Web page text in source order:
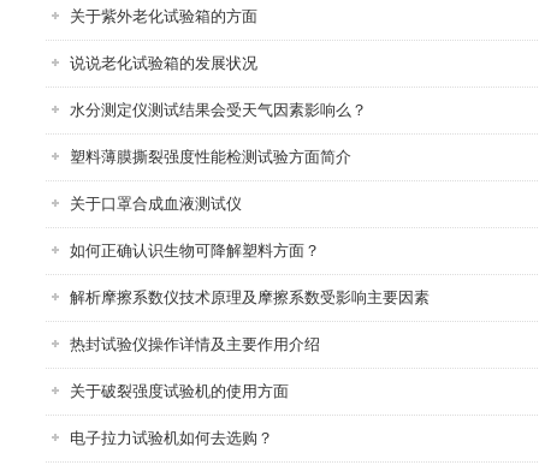
关于紫外老化试验箱的方面
说说老化试验箱的发展状况
水分测定仪测试结果会受天气因素影响么？
塑料薄膜撕裂强度性能检测试验方面简介
关于口罩合成血液测试仪
如何正确认识生物可降解塑料方面？
解析摩擦系数仪技术原理及摩擦系数受影响主要因素
热封试验仪操作详情及主要作用介绍
关于破裂强度试验机的使用方面
电子拉力试验机如何去选购？